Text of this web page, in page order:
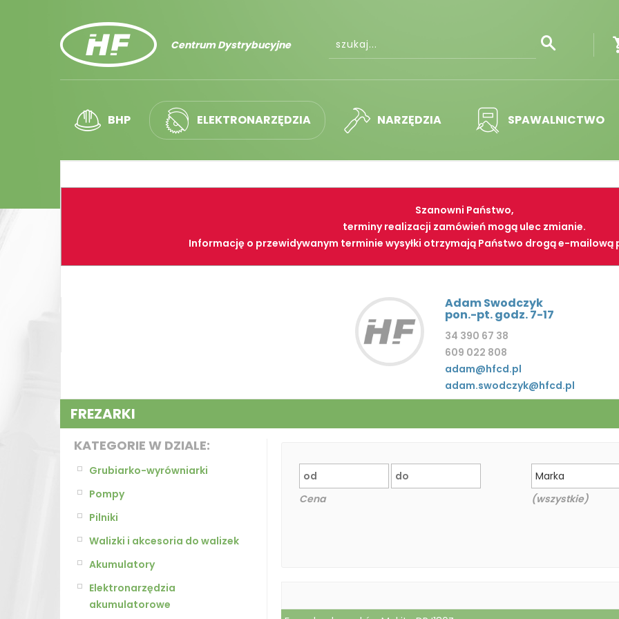
Centrum Dystrybucyjne
BHP ELEKTRONARZĘDZIA NARZĘDZIA SPAWALNICTWO
Szanowni Państwo,
terminy realizacji zamówień mogą ulec zmianie.
Informację o przewidywanym terminie wysyłki otrzymają Państwo drogą e-mailową
Adam Swodczyk
pon.-pt. godz. 7-17
34 390 67 38
609 022 808
adam@hfcd.pl
adam.swodczyk@hfcd.pl
FREZARKI
KATEGORIE W DZIALE:
Grubiarko-wyrówniarki
Pompy
Pilniki
Walizki i akcesoria do walizek
Akumulatory
Elektronarzędzia
akumulatorowe
Cena
Marka
(wszystkie)